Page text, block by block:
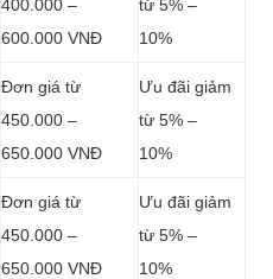
400.000 –
600.000 VNĐ
từ 5% –
10%
Đơn giá từ
450.000 –
650.000 VNĐ
Ưu đãi giảm
từ 5% –
10%
Đơn giá từ
450.000 –
650.000 VNĐ
Ưu đãi giảm
từ 5% –
10%